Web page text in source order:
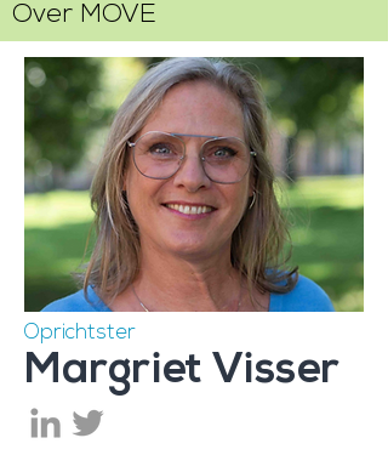
Over MOVE
Oprichtster
Margriet Visser